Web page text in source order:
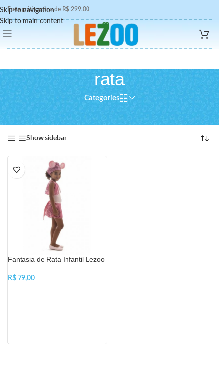
Skip to navigation
Skip to main content
Frete grátis acima de R$ 299,00
rata
Categories
Produtos marcados com a tag “rata”
Exibindo um único resultado
Show sidebar
Fantasia de Rata Infantil Lezoo
R$